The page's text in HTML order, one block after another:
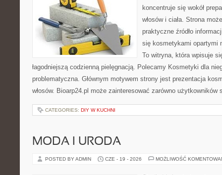
koncentruje się wokół
włosów i ciała. Strona
praktyczne źródło
się kosmetykami opartymi
To witryna, która wpisuje
łagodniejszą codzienną pielęgnacją. Polecamy Kosmetyki dla
problematyczna. Głównym motywem strony jest prezentacja
włosów. Bioarp24.pl może zainteresować zarówno
CATEGORIES: DIY W KUCHNI
MODA I URODA
POSTED BY ADMIN CZE - 19 - 2026 MOŻLIWOŚĆ